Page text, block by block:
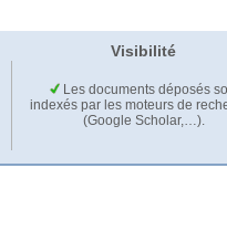
Visibilité
Les documents déposés
indexés par les moteurs de
(Google Scholar,…).